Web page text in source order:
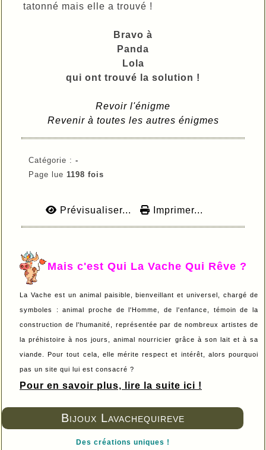
Bijoux Lavachequireve
Des créations uniques !
tatonné mais elle a trouvé !
Bravo à
Panda
Lola
qui ont trouvé la solution !
Revoir l'énigme
Revenir à toutes les autres énigmes
Catégorie : -
Page lue 1198 fois
Prévisualiser... Imprimer...
Mais c'est Qui La Vache Qui Rêve ?
La Vache est un animal paisible, bienveillant et universel, chargé de
symboles : animal proche de l'Homme, de l'enfance, témoin de la
construction de l'humanité, représentée par de nombreux artistes de
la préhistoire à nos jours, animal nourricier grâce à son lait et à sa
viande. Pour tout cela, elle mérite respect et intérêt, alors pourquoi
pas un site qui lui est consacré ?
Pour en savoir plus, lire la suite ici !